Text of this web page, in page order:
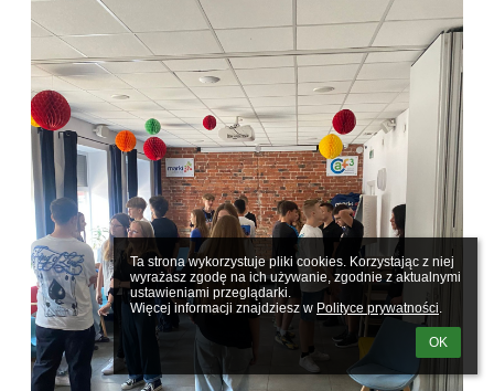
Ta strona wykorzystuje pliki cookies. Korzystając z niej
wyrażasz zgodę na ich używanie, zgodnie z aktualnymi
ustawieniami przeglądarki.
Więcej informacji znajdziesz w Polityce prywatności.
OK